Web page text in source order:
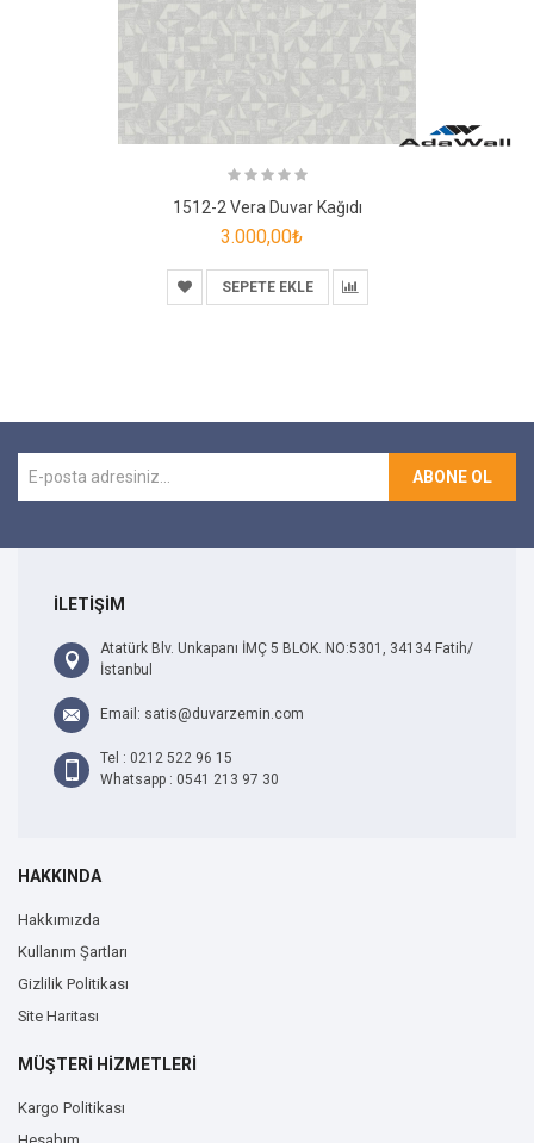
1512-2 Vera Duvar Kağıdı
3.000,00₺
SEPETE EKLE
ABONE OL
İLETİŞİM
Atatürk Blv. Unkapanı İMÇ 5 BLOK. NO:5301, 34134 Fatih/
İstanbul
Email: satis@duvarzemin.com
Tel : 0212 522 96 15
Whatsapp : 0541 213 97 30
HAKKINDA
Hakkımızda
Kullanım Şartları
Gizlilik Politikası
Site Haritası
MÜŞTERİ HİZMETLERİ
Kargo Politikası